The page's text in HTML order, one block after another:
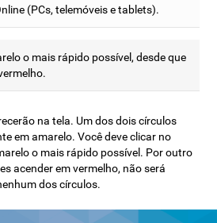
(PCs, telemóveis e tablets).
o mais rápido possível, desde que
na tela. Um dos dois círculos
em amarelo. Você deve clicar no
o mais rápido possível. Por outro
acender em vermelho, não será
dos círculos.